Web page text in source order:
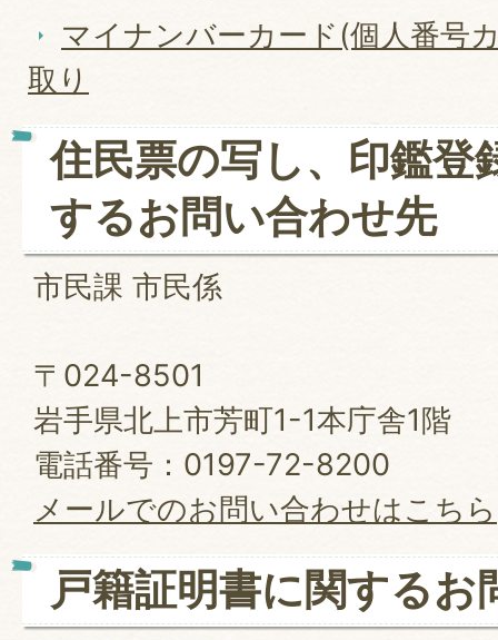
マイナンバーカード(個人番号
取り
住民票の写し、印鑑登
するお問い合わせ先
市民課 市民係
〒024-8501
岩手県北上市芳町1-1本庁舎1階
電話番号：0197-72-8200
メールでのお問い合わせはこちら
戸籍証明書に関するお